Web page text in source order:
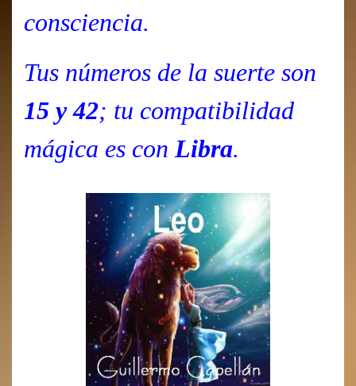
consciencia.
Tus números de la suerte son
15 y 42; tu compatibilidad
mágica es con Libra.